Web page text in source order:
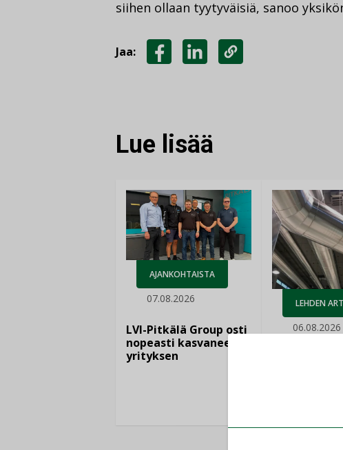
siihen ollaan tyytyväisiä, sanoo
Jaa:
Lue lisää
AJANKOHTAISTA
07.08.2026
LVI-Pitkälä Group osti
nopeasti kasvaneen
yrityksen
LEHDEN
06.08.2026